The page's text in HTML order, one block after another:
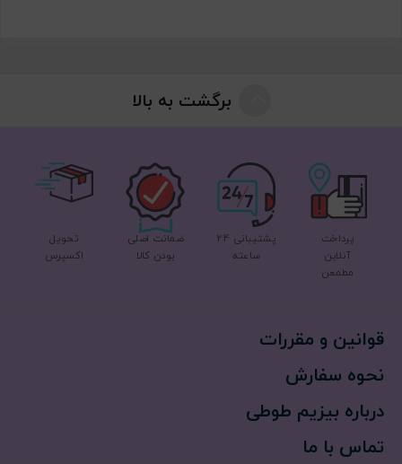
وان بیرونی قفس مخصوص طوطی برزیلی و مرغ عشق و
برگشت به بالا
پرداخت
آنلاین
مطمعن
پشتیبانی 24
ساعته
ضمانت اصلی
بودن کالا
تحویل
اکسپرس
قوانین و مقررات
نحوه سفارش
درباره بیزیم طوطی
تماس با ما